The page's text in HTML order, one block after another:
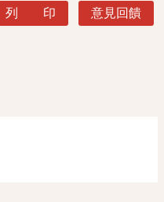
列 印 意見回饋